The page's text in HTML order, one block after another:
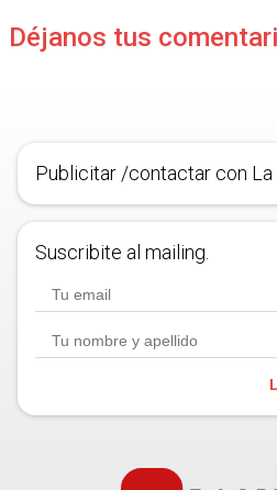
Déjanos tus
Publicitar /contactar con La
Suscribite al mailing.